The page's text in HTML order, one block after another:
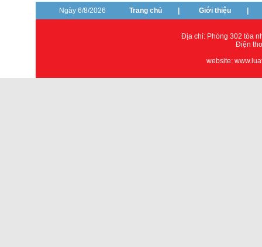
Ngày 6/8/2026
Trang chủ Giới thiệu
Địa chỉ: Phòng 302 tòa
Điện
website: